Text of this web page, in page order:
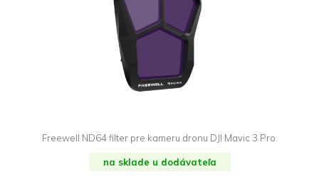
Freewell ND64 filter pre kameru dronu DJI Mavic 3 Pro.
na sklade u dodávateľa